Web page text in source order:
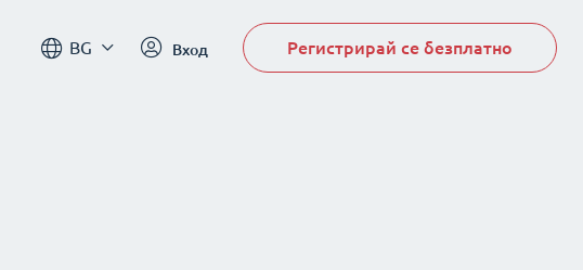
BG Вход Регистрирай се безплатно